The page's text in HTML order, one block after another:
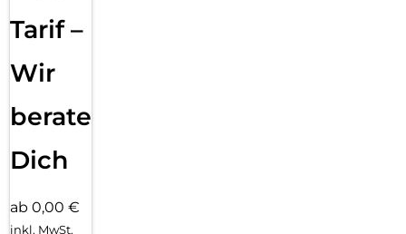
Tarif –
Wir
beraten
Dich
ab 0,00 €
inkl. MwSt.